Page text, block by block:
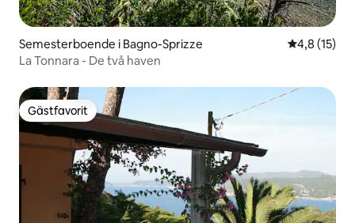
Semesterboende i Bagno-Sprizze 4,8 av 5 i
4,8 (15)
La Tonnara - De två haven
Gästfavorit
Gästfavorit